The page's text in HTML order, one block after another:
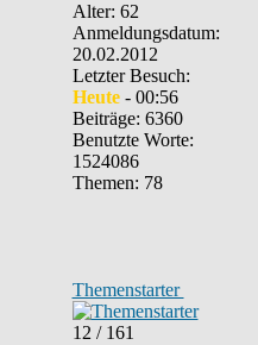
Alter: 62
Anmeldungsdatum:
20.02.2012
Letzter Besuch:
Heute- 00:56
Beiträge: 6360
Benutzte Worte:
1524086
Themen: 78
Themenstarter
12 / 161